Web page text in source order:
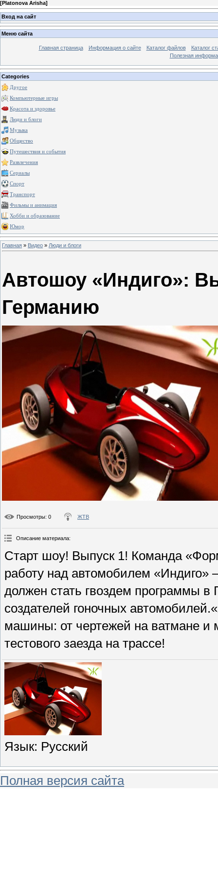
[Platonova Arisha]
Вход на сайт
Меню сайта
Главная страница Информация о сайте Каталог файлов
Каталог
Полезная
Categories
Другое
Компьютерные игры
Красота и здоровье
Люди и блоги
Музыка
Общество
Путешествия и события
Развлечения
Сериалы
Спорт
Транспорт
Фильмы и анимация
Хобби и образование
Юмор
Главная » Видео » Люди и блоги
Автошоу «Индиго»:
Германию
Просмотры: 0 ЖТВ
Описание материала:
Старт шоу! Выпуск 1! Команда
работу над автомобилем
должен стать гвоздем программы
создателей гоночных
машины: от чертежей на ватмане и
тестового заезда на трассе!
Язык: Русский
Полная версия сайта